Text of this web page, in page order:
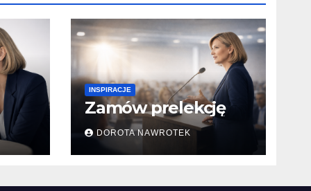
INSPIRACJE
Zamów prelekcję
DOROTA NAWROTEK